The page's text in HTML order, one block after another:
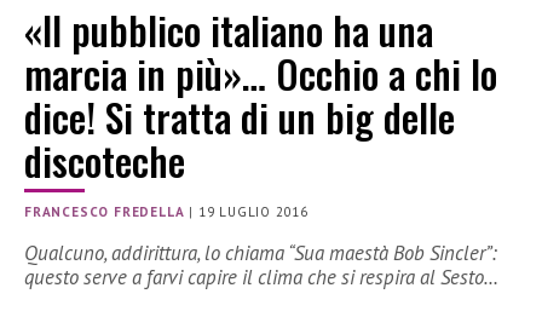
«Il pubblico italiano ha una
marcia in più»… Occhio a chi lo
dice! Si tratta di un big delle
discoteche
FRANCESCO FREDELLA | 19 LUGLIO 2016
Qualcuno, addirittura, lo chiama “Sua maestà Bob Sincler”:
questo serve a farvi capire il clima che si respira al Sesto…